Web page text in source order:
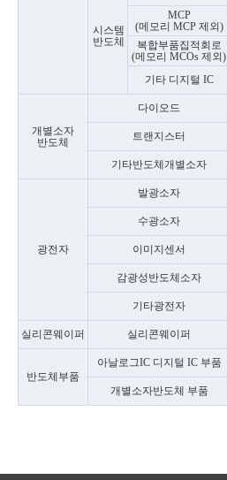
시스템
반도체
MCP
(메모리 MCP 제외)
복합부품집적회로
(메모리 MCOs 제외)
기타 디지털 IC
개별소자
반도체
다이오드
트랜지스터
기타반도체개별소자
광전자
발광소자
수광소자
이미지센서
감광성반도체소자
기타광전자
실리콘웨이퍼 실리콘웨이퍼
반도체부품
아날로그IC 디지털 IC 부품
개별소자반도체 부품